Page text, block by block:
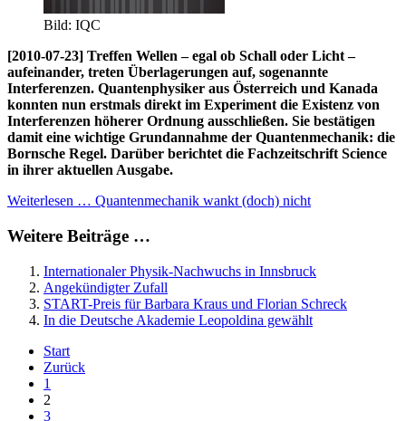
Bild: IQC
[2010-07-23] Treffen Wellen – egal ob Schall oder Licht –
aufeinander, treten Überlagerungen auf, sogenannte
Interferenzen. Quantenphysiker aus Österreich und Kanada
konnten nun erstmals direkt im Experiment die Existenz von
Interferenzen höherer Ordnung ausschließen. Sie bestätigen
damit eine wichtige Grundannahme der Quantenmechanik: die
Bornsche Regel. Darüber berichtet die Fachzeitschrift Science
in ihrer aktuellen Ausgabe.
Weiterlesen … Quantenmechanik wankt (doch) nicht
Weitere Beiträge …
Internationaler Physik-Nachwuchs in Innsbruck
Angekündigter Zufall
START-Preis für Barbara Kraus und Florian Schreck
In die Deutsche Akademie Leopoldina gewählt
Start
Zurück
1
2
3